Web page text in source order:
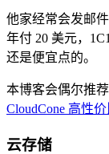
他家经常会发邮
年付 20 美元，
还是便宜点的。
本博客会偶尔推
CloudCone 高性
云存储